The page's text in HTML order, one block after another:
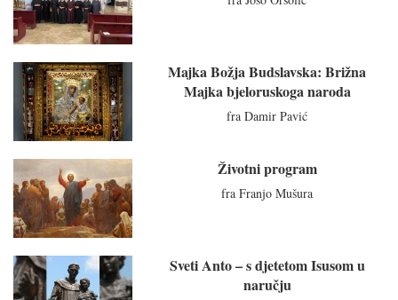
Majka Božja Budslavska: Brižna
Majka bjeloruskoga naroda
fra Damir Pavić
Životni program
fra Franjo Mušura
Sveti Anto – s djetetom Isusom u
naručju